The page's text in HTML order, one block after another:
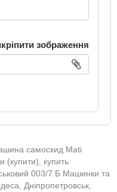
зображення
самоскид Mati
(купити), купить
003/7 Б Машинки та
Дніпропетровськ,